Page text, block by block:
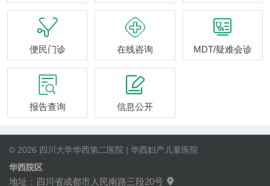

便民门诊

在线咨询

MDT/疑难会诊

报告查询

信息公开
© 2026 四川大学华西第二医院 | 华西妇产儿童医院
华西院区
地址：四川省成都市人民南路三段20号 